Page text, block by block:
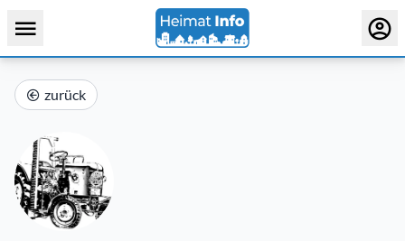
zurück